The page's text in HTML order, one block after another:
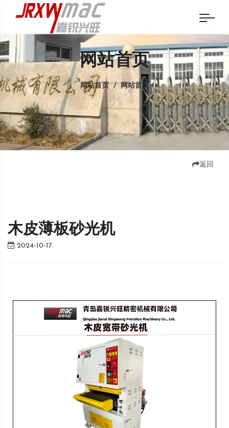
网站首页
网站首页 / 网站首页
返回
木皮薄板砂光机
2024-10-17